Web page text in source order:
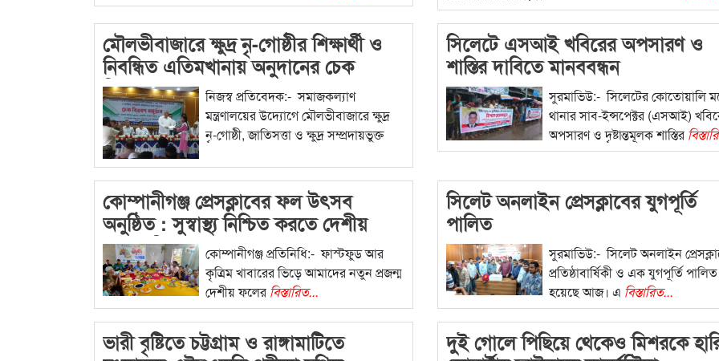
মৌলভীবাজারে ক্ষুদ্র নৃ-গোষ্ঠীর শিক্ষার্থী ও
নিবন্ধিত এতিমখানায় অনুদানের চেক
বিতরণ
নিজস্ব প্রতিবেদক:- সমাজকল্যাণ
মন্ত্রণালয়ের উদ্যোগে মৌলভীবাজারে ক্ষুদ্র
নৃ-গোষ্ঠী, জাতিসত্তা ও ক্ষুদ্র সম্প্রদায়ভুক্ত
সিলেটে এসআই খবিরের অপসারণ ও
শাস্তির দাবিতে মানববন্ধন
সুরমাভিউ:- সিলেটের কোতোয়ালি
থানার সাব-ইন্সপেক্টর (এসআই)
অপসারণ ও দৃষ্টান্তমূলক শাস্তির
কোম্পানীগঞ্জ প্রেসক্লাবের ফল উৎসব
অনুষ্ঠিত : সুস্বাস্থ্য নিশ্চিত করতে দেশীয়
ফলের বিকল্প নেইকোম্পানীগঞ্জ প্রতিনিধি:- ফাস্টফুড আর
কৃত্রিম খাবারের ভিড়ে আমাদের নতুন প্রজন্ম
দেশীয় ফলের বিস্তারিত...
সিলেট অনলাইন প্রেসক্লাবের যুগপূর্তি
পালিত
সুরমাভিউ:- সিলেট অনলাইন
প্রতিষ্ঠাবার্ষিকী ও এক যুগপূর্তি পালিত
হয়েছে আজ। এ বিস্তারিত...
ভারী বৃষ্টিতে চট্টগ্রাম ও রাঙ্গামাটিতে
দুই গোলে পিছিয়ে থেকেও মিশরকে